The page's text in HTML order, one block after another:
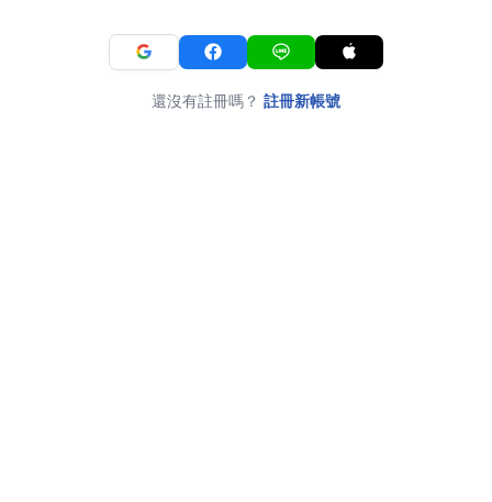
還沒有註冊嗎？ 註冊新帳號